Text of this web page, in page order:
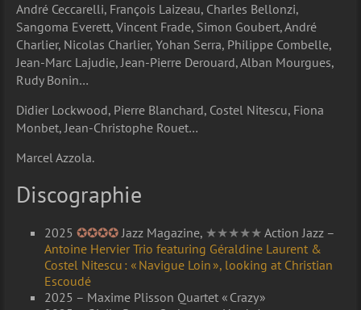
André Ceccarelli, François Laizeau, Charles Bellonzi,
Sangoma Everett, Vincent Frade, Simon Goubert, André
Charlier, Nicolas Charlier, Yohan Serra, Philippe Combelle,
Jean-Marc Lajudie, Jean-Pierre Derouard, Alban Mourgues,
Rudy Bonin…
Didier Lockwood, Pierre Blanchard, Costel Nitescu, Fiona
Monbet, Jean-Christophe Rouet…
Marcel Azzola.
Discographie
2025 ✪✪✪✪Jazz Magazine, ★★★★★ Action Jazz –
Antoine Hervier Trio featuring Géraldine Laurent &
Costel Nitescu : « Navigue Loin », looking at Christian
Escoudé
2025 – Maxime Plisson Quartet « Crazy »